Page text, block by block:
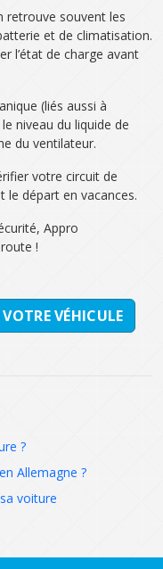
retrouve souvent les
et de climatisation.
l’état de charge avant
(liés aussi à
niveau du liquide de
du ventilateur.
votre circuit de
le départ en vacances.
Appro
!
VÉHICULE
?
Allemagne ?
voiture